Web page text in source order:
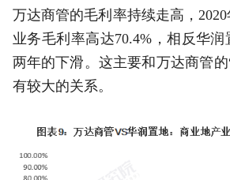
万达商管的毛利率持续走高，
业务毛利率高达70.4%，相反华
两年的下滑。这主要和万达商管
有较大的关系。